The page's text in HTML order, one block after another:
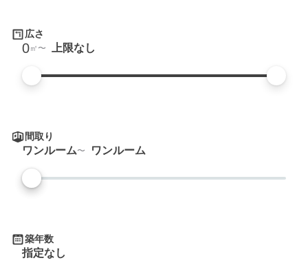
広さ
0㎡ 上限なし
間取り
ワンルーム ワンルーム
築年数
指定なし